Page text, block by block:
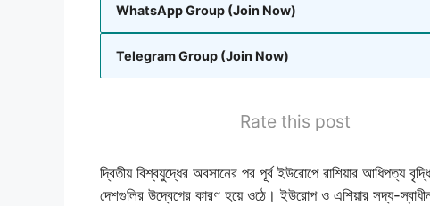
WhatsApp Group (Join Now)
Telegram Group (Join Now)
Rate this post
দ্বিতীয় বিশ্বযুদ্ধের অবসানের পর পূর্ব ইউরোপে রাশিয়ার আধিপত্য
দেশগুলির উদ্বেগের কারণ হয়ে ওঠে। ইউরোপ ও এশিয়ার সদ্য-